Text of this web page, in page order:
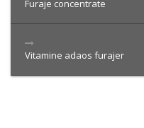
Furaje concentrate
Vitamine adaos furajer